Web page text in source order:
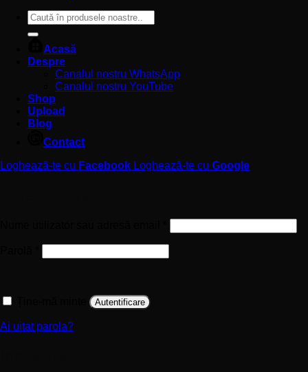
Caută
după:
Acasă
Despre
Canalul nostru WhatsApp
Canalul nostru YouTube
Shop
Upload
Blog
Contact
Loghează-te cu Facebook Loghează-te cu Google
Autentificare
Ai uitat parola?